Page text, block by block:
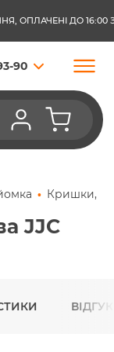
ДО 16:00 З
90
Кришки,
JJC